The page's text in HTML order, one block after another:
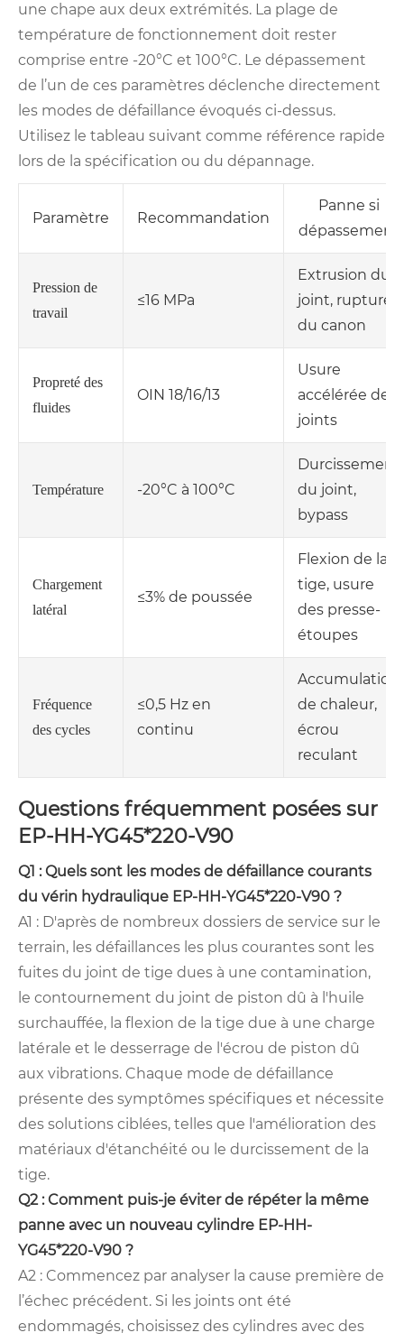
une chape aux deux extrémités. La plage de
température de fonctionnement doit rester
comprise entre -20°C et 100°C. Le dépassement
de l’un de ces paramètres déclenche directement
les modes de défaillance évoqués ci-dessus.
Utilisez le tableau suivant comme référence rapide
lors de la spécification ou du dépannage.
Paramètre Recommandation
Panne si
dépassement
Pression de
travail
≤16 MPa
Extrusion du
joint, rupture
du canon
Propreté des
fluides
OIN 18/16/13
Usure
accélérée des
joints
Température -20°C à 100°C
Durcissement
du joint,
bypass
Chargement
latéral
≤3% de poussée
Flexion de la
tige, usure
des presse-
étoupes
Fréquence
des cycles
≤0,5 Hz en
continu
Accumulation
de chaleur,
écrou
reculant
Questions fréquemment posées sur
EP-HH-YG45*220-V90
Q1 : Quels sont les modes de défaillance courants
du vérin hydraulique EP-HH-YG45*220-V90 ?
A1 : D'après de nombreux dossiers de service sur le
terrain, les défaillances les plus courantes sont les
fuites du joint de tige dues à une contamination,
le contournement du joint de piston dû à l'huile
surchauffée, la flexion de la tige due à une charge
latérale et le desserrage de l'écrou de piston dû
aux vibrations. Chaque mode de défaillance
présente des symptômes spécifiques et nécessite
des solutions ciblées, telles que l'amélioration des
matériaux d'étanchéité ou le durcissement de la
tige.
Q2 : Comment puis-je éviter de répéter la même
panne avec un nouveau cylindre EP-HH-
YG45*220-V90 ?
A2 : Commencez par analyser la cause première de
l’échec précédent. Si les joints ont été
endommagés, choisissez des cylindres avec des